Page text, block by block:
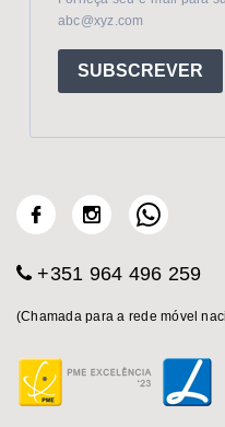
abc@xyz.com
SUBSCREVER
+351 964 496 259
(Chamada para a rede móvel